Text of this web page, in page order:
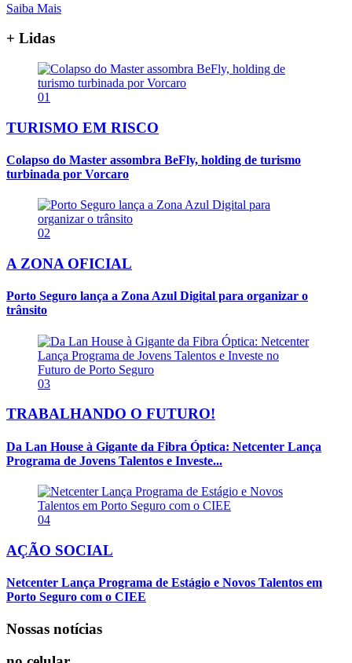
Saiba Mais
+ Lidas
01
TURISMO EM RISCO
Colapso do Master assombra BeFly, holding de turismo
turbinada por Vorcaro
02
A ZONA OFICIAL
Porto Seguro lança a Zona Azul Digital para organizar o
trânsito
03
TRABALHANDO O FUTURO!
Da Lan House à Gigante da Fibra Óptica: Netcenter Lança
Programa de Jovens Talentos e Investe...
04
AÇÃO SOCIAL
Netcenter Lança Programa de Estágio e Novos Talentos em
Porto Seguro com o CIEE
Nossas notícias